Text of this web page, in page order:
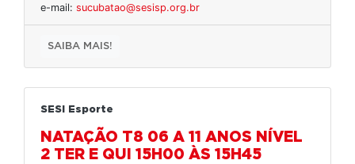
e-mail: sucubatao@sesisp.org.br
SAIBA MAIS!
SESI Esporte
NATAÇÃO T8 06 A 11 ANOS NÍVEL
2 TER E QUI 15H00 ÀS 15H45